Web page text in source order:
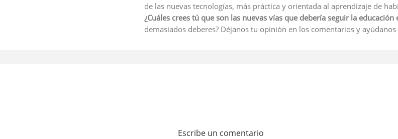
de las nuevas tecnologías, más práctica y orientada al aprendizaje de
¿Cuáles crees tú que son las nuevas vías que debería seguir la educación
demasiados deberes? Déjanos tu opinión en los comentarios y ayúdanos
Escribe un comentario